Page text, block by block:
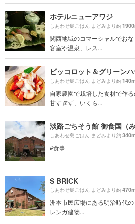
ホテルニューアワジ
しあわせ島ごはん まどみより約
関西地域のコマーシャルでおな
客室や温泉、レス...
しあわせ島ごはん まどみより約140m
自家農園で栽培した食材で作
甘すぎず、いくら...
淡路ごちそう館 御食国（み
しあわせ島ごはん まどみより約340m
#食事
S BRICK
しあわせ島ごはん まどみより約470m
洲本市民広場にある明治時代
レンガ建物...